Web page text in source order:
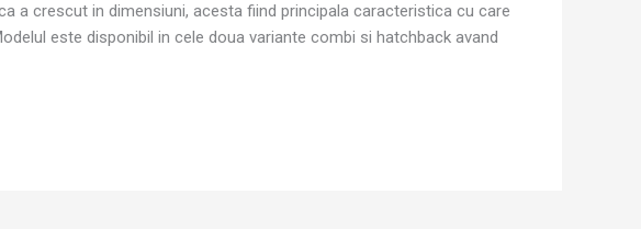
a crescut in dimensiuni, acesta fiind principala caracteristica cu care
este disponibil in cele doua variante combi si hatchback avand